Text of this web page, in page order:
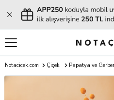
Notacicek.com Çiçek Papatya ve